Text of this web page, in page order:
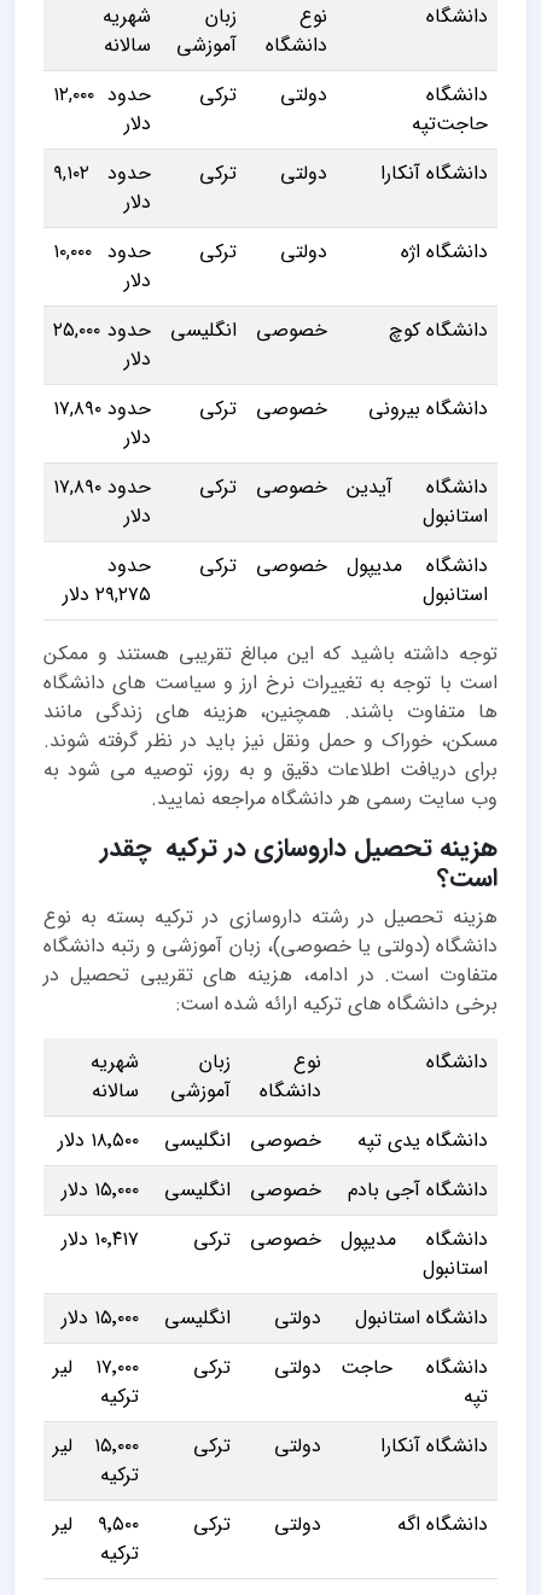
دانشگاه
نوع
دانشگاه
زبان
آموزشی
شهریه
سالانه
دانشگاه
حاجت‌تپه
دولتی ترکی
حدود ۱۲,۰۰۰
دلار
دانشگاه آنکارا
دولتی ترکی
حدود ۹,۱۰۲
دلار
دانشگاه اژه
دولتی ترکی
حدود ۱۰,۰۰۰
دلار
دانشگاه کوچ
خصوصی انگلیسی
حدود ۲۵,۰۰۰
دلار
دانشگاه بیرونی
خصوصی ترکی
حدود ۱۷,۸۹۰
دلار
دانشگاه آیدین
استانبول
خصوصی ترکی
حدود ۱۷,۸۹۰
دلار
دانشگاه مدیپول
استانبول
خصوصی ترکی
حدود
۲۹,۲۷۵ دلار
توجه داشته باشید که این مبالغ تقریبی هستند و ممکن
است با توجه به تغییرات نرخ ارز و سیاست های دانشگاه
ها متفاوت باشند. همچنین، هزینه های زندگی مانند
مسکن، خوراک و حمل ونقل نیز باید در نظر گرفته شوند.
برای دریافت اطلاعات دقیق و به روز، توصیه می شود به
وب سایت رسمی هر دانشگاه مراجعه نمایید.
هزینه تحصیل داروسازی در ترکیه چقدر
است؟
هزینه تحصیل در رشته داروسازی در ترکیه بسته به نوع
دانشگاه (دولتی یا خصوصی)، زبان آموزشی و رتبه دانشگاه
متفاوت است. در ادامه، هزینه های تقریبی تحصیل در
برخی دانشگاه های ترکیه ارائه شده است:
دانشگاه
نوع
دانشگاه
زبان
آموزشی
شهریه
سالانه
دانشگاه یدی تپه
خصوصی انگلیسی
۱۸٬۵۰۰ دلار
دانشگاه آجی بادم
خصوصی انگلیسی
۱۵٬۰۰۰ دلار
دانشگاه مدیپول
استانبول
خصوصی ترکی ۱۰٬۴۱۷ دلار
دانشگاه استانبول دولتی انگلیسی
۱۵٬۰۰۰ دلار
دانشگاه حاجت
تپه
دولتی ترکی
۱۷٬۰۰۰ لیر
ترکیه
دانشگاه آنکارا
دولتی ترکی
۱۵٬۰۰۰ لیر
ترکیه
دانشگاه اگه
دولتی ترکی
۹٬۵۰۰ لیر
ترکیه